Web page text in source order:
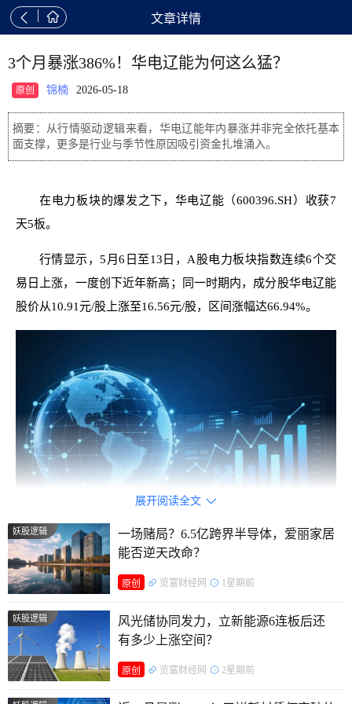
  文章详情
3个月暴涨386%！华电辽能为何这么猛？
原创 锦楠 2026-05-18
摘要：从行情驱动逻辑来看，华电辽能年内暴涨并非完全依托基本
面支撑，更多是行业与季节性原因吸引资金扎堆涌入。
在电力板块的爆发之下，华电辽能（600396.SH）收获7
天5板。
行情显示，5月6日至13日，A股电力板块指数连续6个交
易日上涨，一度创下近年新高；同一时期内，成分股华电辽能
股价从10.91元/股上涨至16.56元/股，区间涨幅达66.94%。
若将时间线拉长，今年3月以来，华电辽能就已开启上涨
行情；4月股价涨跌交替、走势趋于谨慎；5月则迎来行情最激
烈的阶段，股价冲高、高位震荡特征凸显。3月初至今，华电
辽能股价涨幅高达386.49%。
展开阅读全文 
妖股逻辑
一场赌局？6.5亿跨界半导体，爱丽家居
能否逆天改命？
原创 览富财经网 1星期前
妖股逻辑
风光储协同发力，立新能源6连板后还
有多少上涨空间？
原创 览富财经网 2星期前